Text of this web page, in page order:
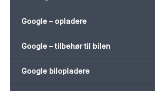
Google – opladere
Google – tilbehør til bilen
Google bilopladere